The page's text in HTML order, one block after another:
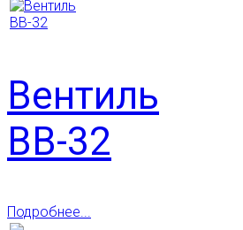
Вентиль
ВВ-32
Подробнее...